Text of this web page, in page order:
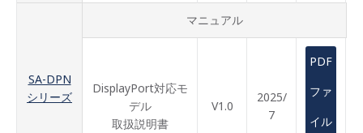
SA-DPN
シリーズ
マニュアル
DisplayPort対応モ
デル
取扱説明書
V1.0
2025/
7
PDF
ファ
イル